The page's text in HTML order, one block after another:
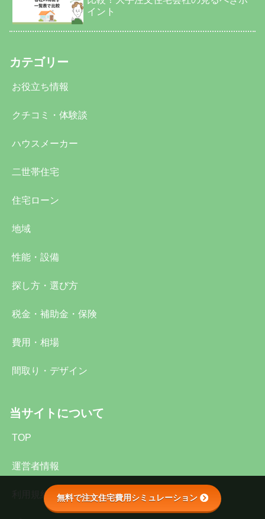
イント
カテゴリー
お役立ち情報
クチコミ・体験談
ハウスメーカー
二世帯住宅
住宅ローン
地域
性能・設備
探し方・選び方
税金・補助金・保険
費用・相場
間取り・デザイン
当サイトについて
TOP
運営者情報
利用規約・免責事項無料で注文住宅費用シミュレーション